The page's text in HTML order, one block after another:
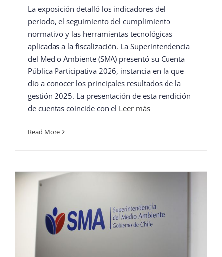
La exposición detalló los indicadores del
período, el seguimiento del cumplimiento
normativo y las herramientas tecnológicas
aplicadas a la fiscalización. La Superintendencia
del Medio Ambiente (SMA) presentó su Cuenta
Pública Participativa 2026, instancia en la que
dio a conocer los principales resultados de la
gestión 2025. La presentación de esta rendición
de cuentas coincide con el Leer más
Read More